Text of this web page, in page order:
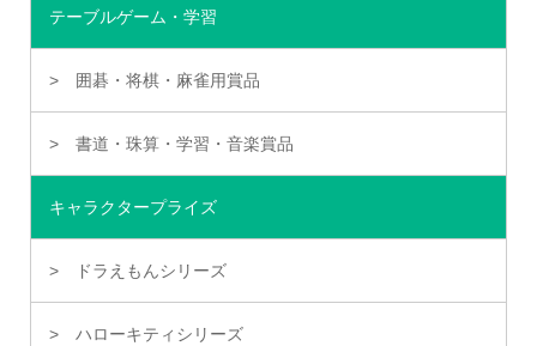
テーブルゲーム・学習
囲碁・将棋・麻雀用賞品
書道・珠算・学習・音楽賞品
キャラクタープライズ
ドラえもんシリーズ
ハローキティシリーズ